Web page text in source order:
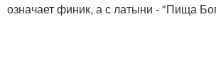
означает финик, а с латыни - "Пища